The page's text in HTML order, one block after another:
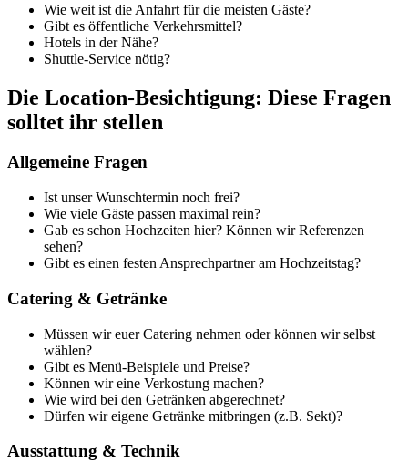
Wie weit ist die Anfahrt für die meisten Gäste?
Gibt es öffentliche Verkehrsmittel?
Hotels in der Nähe?
Shuttle-Service nötig?
Die Location-Besichtigung: Diese Fragen
solltet ihr stellen
Allgemeine Fragen
Ist unser Wunschtermin noch frei?
Wie viele Gäste passen maximal rein?
Gab es schon Hochzeiten hier? Können wir Referenzen
sehen?
Gibt es einen festen Ansprechpartner am Hochzeitstag?
Catering & Getränke
Müssen wir euer Catering nehmen oder können wir selbst
wählen?
Gibt es Menü-Beispiele und Preise?
Können wir eine Verkostung machen?
Wie wird bei den Getränken abgerechnet?
Dürfen wir eigene Getränke mitbringen (z.B. Sekt)?
Ausstattung & Technik